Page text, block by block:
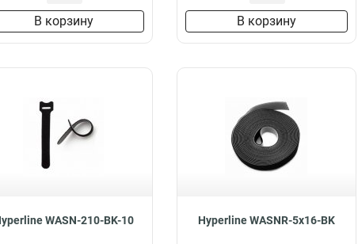
В корзину В корзину
WASN-210-BK-10 Hyperline WASNR-5x16-BK